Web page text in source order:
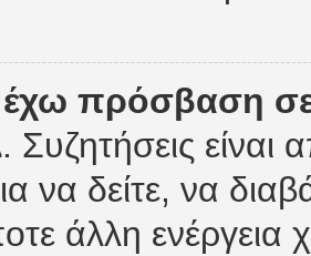
έχω πρόσβαση
Συζητήσεις είναι
να δείτε, να
άλλη ενέργεια